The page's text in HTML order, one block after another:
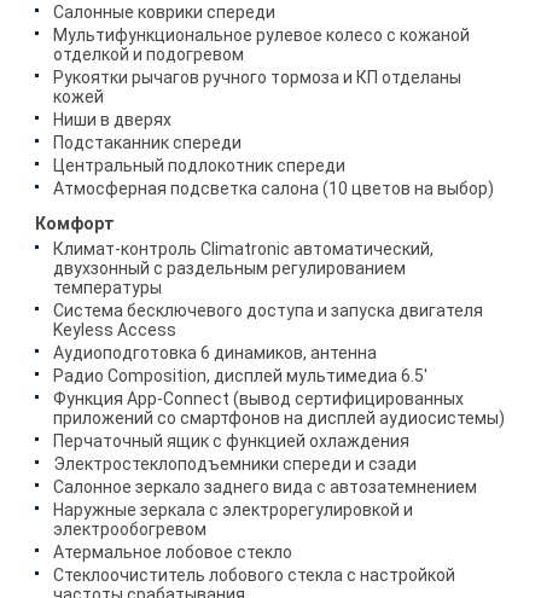
Салонные коврики спереди
Мультифункциональное рулевое колесо с кожаной
отделкой и подогревом
Рукоятки рычагов ручного тормоза и КП отделаны
кожей
Ниши в дверях
Подстаканник спереди
Центральный подлокотник спереди
Атмосферная подсветка салона (10 цветов на выбор)
Комфорт
Климат-контроль Climatronic автоматический,
двухзонный с раздельным регулированием
температуры
Система бесключевого доступа и запуска двигателя
Keyless Access
Аудиоподготовка 6 динамиков, антенна
Радио Composition, дисплей мультимедиа 6.5'
Функция App-Connect (вывод сертифицированных
приложений со смартфонов на дисплей аудиосистемы)
Перчаточный ящик с функцией охлаждения
Электростеклоподъемники спереди и сзади
Салонное зеркало заднего вида с автозатемнением
Наружные зеркала с электрорегулировкой и
электрообогревом
Атермальное лобовое стекло
Стеклоочиститель лобового стекла с настройкой